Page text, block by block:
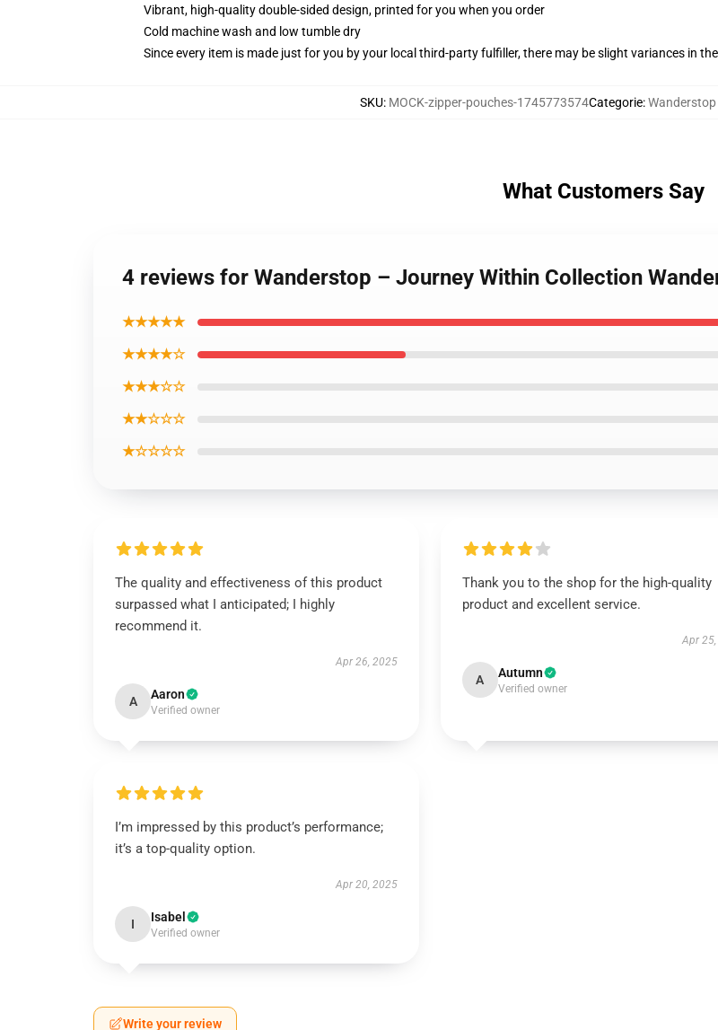
Vibrant, high-quality double-sided design, printed for you when you order
Cold machine wash and low tumble dry
Since every item is made just for you by your local third-party fulfiller, there may be slight variances in
SKU: MOCK-zipper-pouches-1745773574Categorie:
What Customers Say
4 reviews for Wanderstop – Journey Within Collection
★★★★★
★★★★☆
★★★☆☆
★★☆☆☆
★☆☆☆☆
The quality and effectiveness of this product
surpassed what I anticipated; I highly
recommend it.
Apr 26, 2025
A Aaron
Verified owner
Thank you to the shop for the high-quality
product and excellent service.
Apr
A Autumn
Verified owner
I’m impressed by this product’s performance;
it’s a top-quality option.
Apr 20, 2025
I Isabel
Verified owner
Write your review